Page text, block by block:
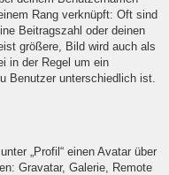
Rang verknüpft: Oft sind
Beitragszahl oder deinen
größere, Bild wird auch als
in der Regel um ein
Benutzer unterschiedlich ist.
„Profil“ einen Avatar über
Gravatar, Galerie, Remote